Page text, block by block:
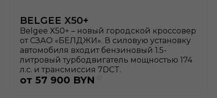
BELGEE X50+
Belgee X50+ – новый городской кроссовер
от СЗАО «БЕЛДЖИ». В силовую установку
автомобиля входит бензиновый 1.5-
литровый турбодвигатель мощностью 174
л.с. и трансмиссия 7DCT.
от 57 900 BYN